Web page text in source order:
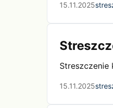
15.11.2025
Streszczenie
15.11.2025